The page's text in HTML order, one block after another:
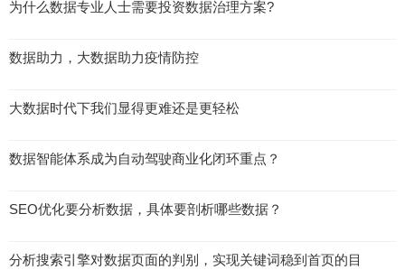
为什么数据专业人士需要投资数据治理方案?
数据助力，大数据助力疫情防控
大数据时代下我们显得更难还是更轻松
数据智能体系成为自动驾驶商业化闭环重点？
SEO优化要分析数据，具体要剖析哪些数据？
分析搜索引擎对数据页面的判别，实现关键词稳到首页的目